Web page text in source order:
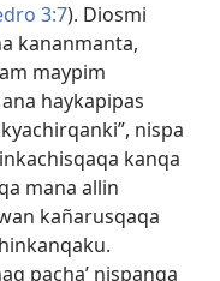
3:7). Diosmi
kananmanta,
maypim
haykapipas
nispa
kanqa
mana allin
kañarusqaqa
pacha’ nispanqa